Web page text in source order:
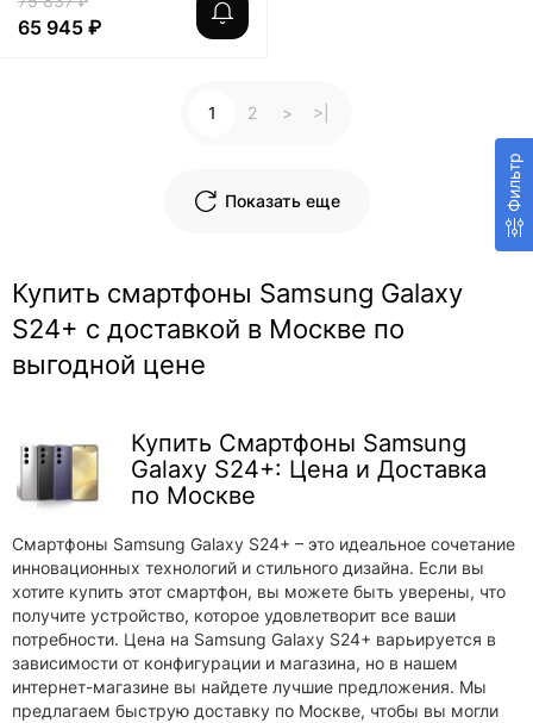
Фильтр
65 945 ₽
Показать еще
1 2 > >|
Купить смартфоны Samsung Galaxy
S24+ с доставкой в Москве по
выгодной цене
Купить Смартфоны Samsung
Galaxy S24+: Цена и Доставка
по Москве
Смартфоны Samsung Galaxy S24+ – это идеальное сочетание
инновационных технологий и стильного дизайна. Если вы
хотите купить этот смартфон, вы можете быть уверены, что
получите устройство, которое удовлетворит все ваши
потребности. Цена на Samsung Galaxy S24+ варьируется в
зависимости от конфигурации и магазина, но в нашем
интернет-магазине вы найдете лучшие предложения. Мы
предлагаем быструю доставку по Москве, чтобы вы могли